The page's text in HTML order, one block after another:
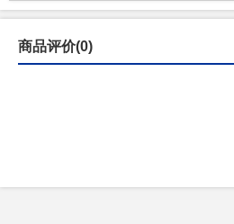
商品评价(0)